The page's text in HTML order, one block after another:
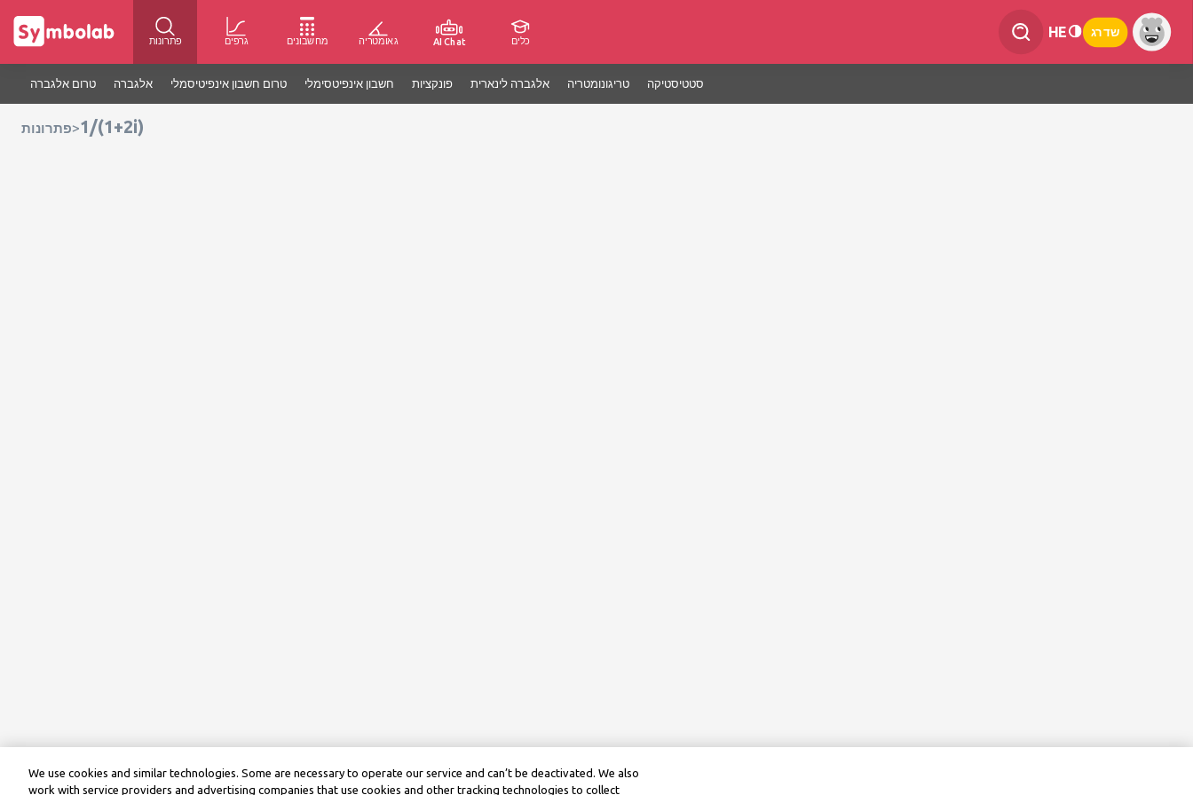
פתרונות גרפים מחשבונים גאומטריה AI Chat כלים
HE שדרג
טרום אלגברה אלגברה טרום חשבון אינפיטיסמלי חשבון אינפיטסימלי פונקציות אלגברה לינארית טריגונומטריה סטטיסטיקה
פתרונות>1/(1+2i)
We use cookies and similar technologies. Some are necessary to operate our service and can’t be deactivated. We also
work with service providers and advertising companies that use cookies and other tracking technologies to collect